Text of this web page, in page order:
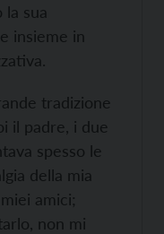
sua
insieme in
tradizione
il padre, i due
spesso le
della mia
amici;
non mi